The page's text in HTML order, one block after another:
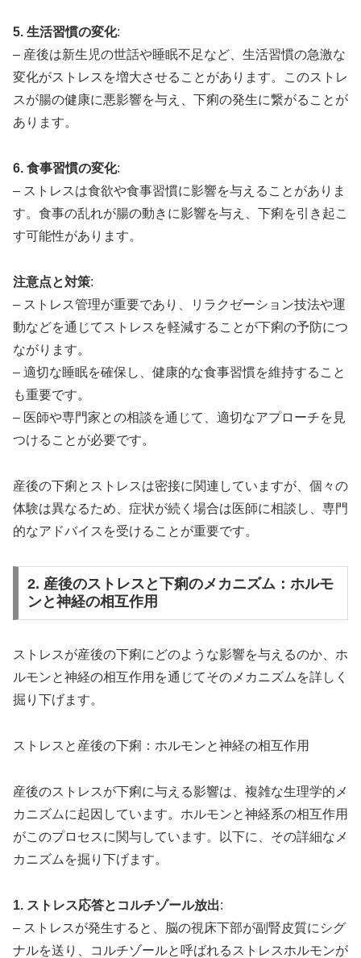
5. 生活習慣の変化:
– 産後は新生児の世話や睡眠不足など、生活習慣の急激な
変化がストレスを増大させることがあります。このストレ
スが腸の健康に悪影響を与え、下痢の発生に繋がることが
あります。
6. 食事習慣の変化:
– ストレスは食欲や食事習慣に影響を与えることがありま
す。食事の乱れが腸の動きに影響を与え、下痢を引き起こ
す可能性があります。
注意点と対策:
– ストレス管理が重要であり、リラクゼーション技法や運
動などを通じてストレスを軽減することが下痢の予防につ
ながります。
– 適切な睡眠を確保し、健康的な食事習慣を維持すること
も重要です。
– 医師や専門家との相談を通じて、適切なアプローチを見
つけることが必要です。
産後の下痢とストレスは密接に関連していますが、個々の
体験は異なるため、症状が続く場合は医師に相談し、専門
的なアドバイスを受けることが重要です。
2. 産後のストレスと下痢のメカニズム：ホルモ
ンと神経の相互作用
ストレスが産後の下痢にどのような影響を与えるのか、ホ
ルモンと神経の相互作用を通じてそのメカニズムを詳しく
掘り下げます。
ストレスと産後の下痢：ホルモンと神経の相互作用
産後のストレスが下痢に与える影響は、複雑な生理学的メ
カニズムに起因しています。ホルモンと神経系の相互作用
がこのプロセスに関与しています。以下に、その詳細なメ
カニズムを掘り下げます。
1. ストレス応答とコルチゾール放出:
– ストレスが発生すると、脳の視床下部が副腎皮質にシグ
ナルを送り、コルチゾールと呼ばれるストレスホルモンが